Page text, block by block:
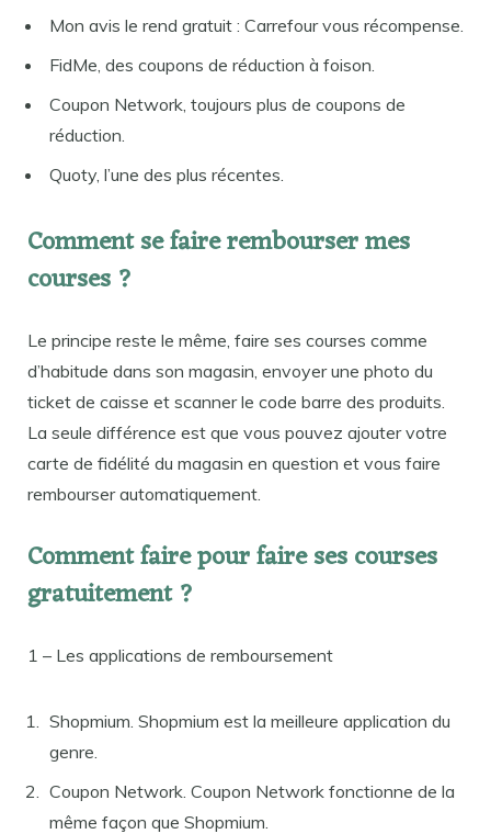
Mon avis le rend gratuit : Carrefour vous récompense.
FidMe, des coupons de réduction à foison.
Coupon Network, toujours plus de coupons de
réduction.
Quoty, l’une des plus récentes.
Comment se faire rembourser mes
courses ?
Le principe reste le même, faire ses courses comme
d’habitude dans son magasin, envoyer une photo du
ticket de caisse et scanner le code barre des produits.
La seule différence est que vous pouvez ajouter votre
carte de fidélité du magasin en question et vous faire
rembourser automatiquement.
Comment faire pour faire ses courses
gratuitement ?
1 – Les applications de remboursement
Shopmium. Shopmium est la meilleure application du
genre.
Coupon Network. Coupon Network fonctionne de la
même façon que Shopmium.